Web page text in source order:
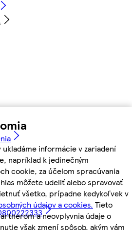
ukladáme informácie v zariadení
napríklad k jedinečným
cookie, za účelom spracúvania
môžete udeliť alebo spravovať
všetko, prípadne kedykoľvek v
údajov a cookies. Tieto
a neovplyvnia údaje o
však zmení spôsob, akým vám